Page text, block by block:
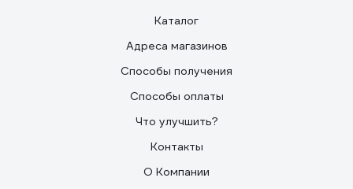
Каталог
Адреса магазинов
Способы получения
Способы оплаты
Что улучшить?
Контакты
О Компании